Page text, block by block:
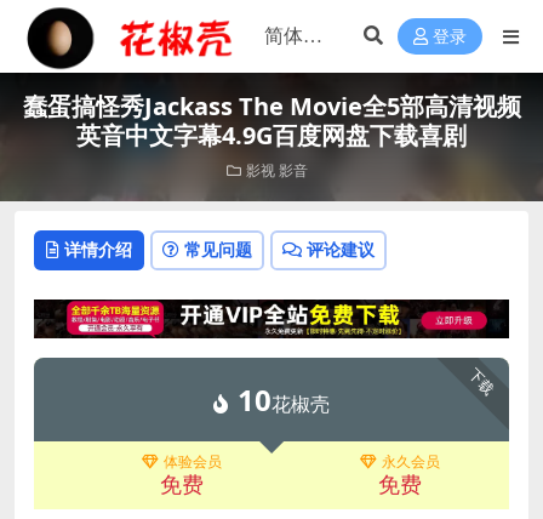
登录
蠢蛋搞怪秀Jackass The Movie全5部高清视频
英音中文字幕4.9G百度网盘下载喜剧
影视 影音
详情介绍 常见问题 评论建议
下载
10花椒壳
体验会员
免费
永久会员
免费